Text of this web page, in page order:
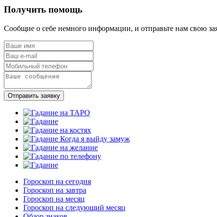
Получить помощь
Сообщие о себе немного информации, и отправьте нам свою
Отправить заявку
Гороскоп на сегодня
Гороскоп на завтра
Гороскоп на месяц
Гороскоп на следующий месяц